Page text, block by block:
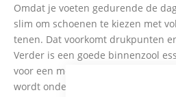
Omdat je voeten gedurende de
slim om schoenen te kiezen met
tenen. Dat voorkomt drukpunten
Verder is een goede binnenzool
voor een model met lichte
wordt ondersteund.